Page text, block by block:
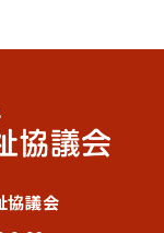
協議会